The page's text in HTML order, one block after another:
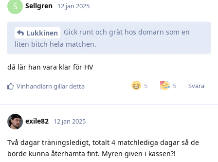
S Sellgren 12 jan 2025
Lukkinen
Gick runt och grät hos domarn som en
liten bitch hela matchen.
då lär han vara klar för HV
5 5 Svara
Vinhandlarn gillar detta
exile82 12 jan 2025
Två dagar träningsledigt, totalt 4 matchlediga dagar så de
borde kunna återhämta fint. Myren given i kassen?!